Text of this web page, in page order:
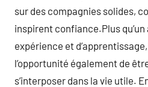
sur des compagnies solides,
inspirent confiance.Plus
expérience et
l’opportunité également de
s’interposer dans la vie utile.